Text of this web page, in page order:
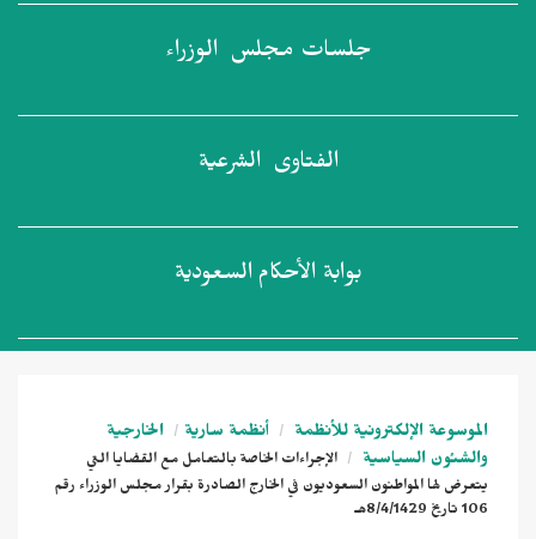
جلسات مجلس الوزراء
الفتاوى الشرعية
بوابة الأحكام السعودية
الموسوعة الإلكترونية للأنظمة أنظمة سارية
الخارجية
والشئون السياسية
الإجراءات الخاصة بالتعامل مع القضايا التي
يتعرض لها المواطنون السعوديون في الخارج الصادرة بقرار مجلس الوزراء رقم
106 تاريخ 8/4/1429هـ